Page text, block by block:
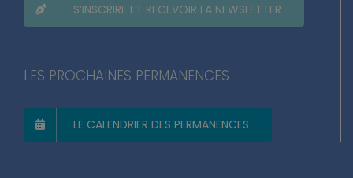
S’INSCRIRE ET RECEVOIR LA NEWSLETTER
LES PROCHAINES PERMANENCES
LE CALENDRIER DES PERMANENCES